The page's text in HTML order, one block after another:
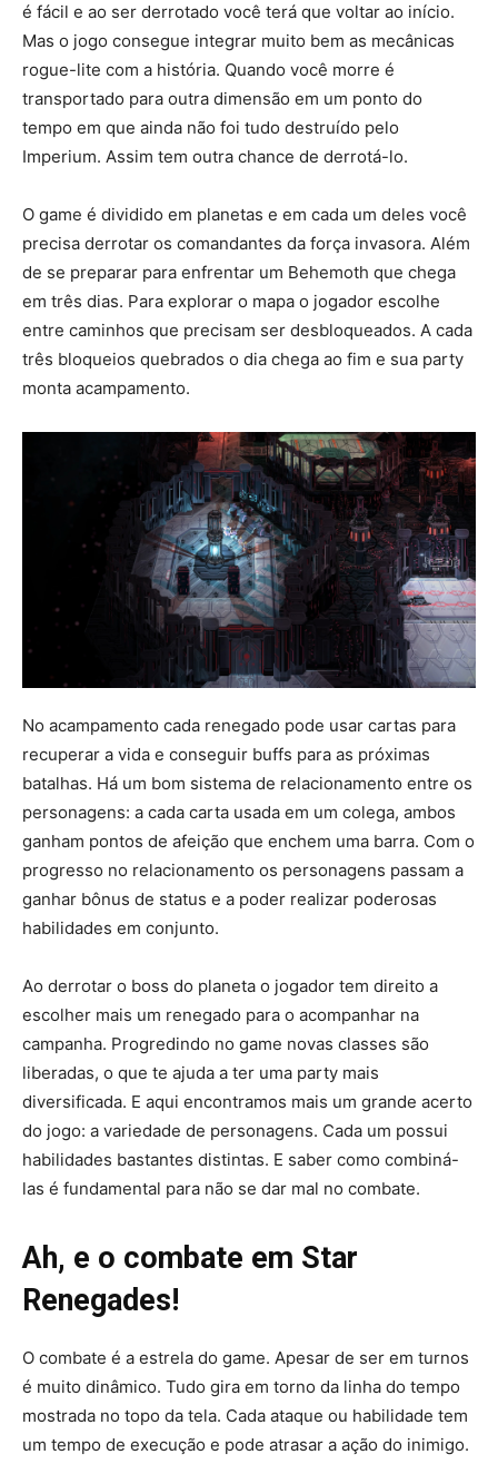
é fácil e ao ser derrotado você terá que voltar ao início.
Mas o jogo consegue integrar muito bem as mecânicas
rogue-lite com a história. Quando você morre é
transportado para outra dimensão em um ponto do
tempo em que ainda não foi tudo destruído pelo
Imperium. Assim tem outra chance de derrotá-lo.
O game é dividido em planetas e em cada um deles você
precisa derrotar os comandantes da força invasora. Além
de se preparar para enfrentar um Behemoth que chega
em três dias. Para explorar o mapa o jogador escolhe
entre caminhos que precisam ser desbloqueados. A cada
três bloqueios quebrados o dia chega ao fim e sua party
monta acampamento.
No acampamento cada renegado pode usar cartas para
recuperar a vida e conseguir buffs para as próximas
batalhas. Há um bom sistema de relacionamento entre os
personagens: a cada carta usada em um colega, ambos
ganham pontos de afeição que enchem uma barra. Com o
progresso no relacionamento os personagens passam a
ganhar bônus de status e a poder realizar poderosas
habilidades em conjunto.
Ao derrotar o boss do planeta o jogador tem direito a
escolher mais um renegado para o acompanhar na
campanha. Progredindo no game novas classes são
liberadas, o que te ajuda a ter uma party mais
diversificada. E aqui encontramos mais um grande acerto
do jogo: a variedade de personagens. Cada um possui
habilidades bastantes distintas. E saber como combiná-
las é fundamental para não se dar mal no combate.
Ah, e o combate em Star
Renegades!
O combate é a estrela do game. Apesar de ser em turnos
é muito dinâmico. Tudo gira em torno da linha do tempo
mostrada no topo da tela. Cada ataque ou habilidade tem
um tempo de execução e pode atrasar a ação do inimigo.